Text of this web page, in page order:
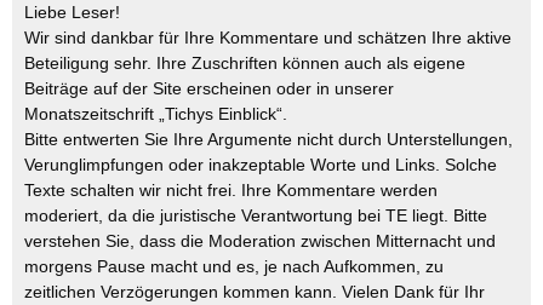
Liebe Leser!
Wir sind dankbar für Ihre Kommentare und schätzen Ihre aktive
Beteiligung sehr. Ihre Zuschriften können auch als eigene
Beiträge auf der Site erscheinen oder in unserer
Monatszeitschrift „Tichys Einblick“.
Bitte entwerten Sie Ihre Argumente nicht durch Unterstellungen,
Verunglimpfungen oder inakzeptable Worte und Links. Solche
Texte schalten wir nicht frei. Ihre Kommentare werden
moderiert, da die juristische Verantwortung bei TE liegt. Bitte
verstehen Sie, dass die Moderation zwischen Mitternacht und
morgens Pause macht und es, je nach Aufkommen, zu
zeitlichen Verzögerungen kommen kann. Vielen Dank für Ihr